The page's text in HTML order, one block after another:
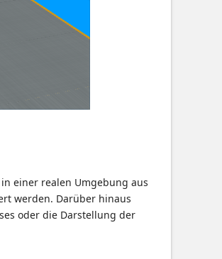
einer realen Umgebung aus
werden. Darüber hinaus
oder die Darstellung der